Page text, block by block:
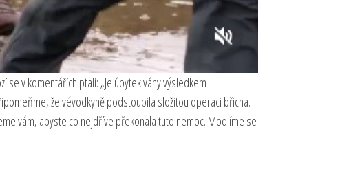
se v komentářích ptali: „Je úbytek váhy výsledkem
že vévodkyně podstoupila složitou operaci břicha.
vám, abyste co nejdříve překonala tuto nemoc. Modlíme se